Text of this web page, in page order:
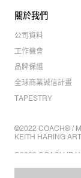
關於我們
公司資料
工作機會
品牌保護
全球商業誠信計畫
TAPESTRY
©2022 COACH® /
KEITH HARING
©2022 COACH IP